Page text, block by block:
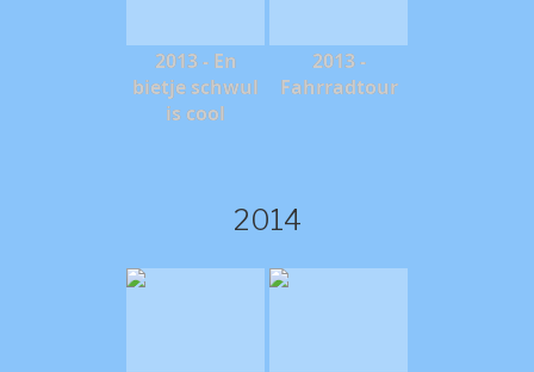
2013 - En
bietje schwul
is cool
2013 -
Fahrradtour
2014